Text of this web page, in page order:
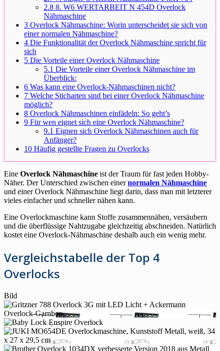
2.8 8. W6 WERTARBEIT N 454D Overlock
Nähmaschine
3 Overlock Nähmaschine: Worin unterscheidet sie sich von
einer normalen Nähmaschine?
4 Die Funktionalität der Overlock Nähmaschine spricht für
sich
5 Die Vorteile einer Overlock Nähmaschine
5.1 Die Vorteile einer Overlock Nähmaschine im
Überblick:
6 Was kann eine Overlock-Nähmaschinen nicht?
7 Welche Sticharten sind bei einer Overlock Nähmaschine
möglich?
8 Overlock Nähmaschinen einfädeln: So geht’s
9 Für wen eignet sich eine Overlock Nähmaschine?
9.1 Eignen sich Overlock Nähmaschinen auch für
Anfänger?
10 Häufig gestellte Fragen zu Overlocks
Eine Overlock Nähmaschine ist der Traum für fast jeden Hobby-
Näher. Der Unterschied zwischen einernormalen Nähmaschine
und einer Overlock Nähmaschine liegt darin, dass man mit letzterer
vieles einfacher und schneller nähen kann.
Eine Overlockmaschine kann Stoffe zusammennähen, versäubern
und die überflüssige Nahtzugabe gleichzeitig abschneiden. Natürlich
kostet eine Overlock-Nähmaschine deshalb auch ein wenig mehr.
Vergleichstabelle der Top 4
Overlocks
Bild